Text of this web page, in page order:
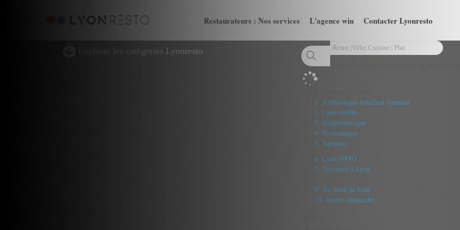
Restaurateurs : Nos services L'agence win Contacter Lyonresto
Explorer les catégories Lyonresto
1- Authentique bouchon lyonnais
2- Lyon 69006
3- Gastronomique
4- Romantique
5- Japonais
6- Lyon 69003
7- Terrasses à Lyon
9- Au bord de l'eau
10- ouvert dimanche